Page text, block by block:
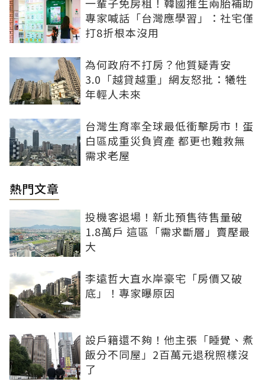
專家喊話「台灣應學習」：社宅僅
打8折根本沒用
為何政府不打房？他質疑青安
3.0「越貸越重」網友怒批：犧牲
年輕人未來
台灣生育率全球最低衝擊房市！蛋
白區成重災負資產 都更也難救無
需求老屋
熱門文章
投機客退場！新北預售待售量破
1.8萬戶 這區「需求斷層」賣壓最
大
李遠哲大直水岸豪宅「房價又破
底」！專家曝原因
設戶籍還不夠！他主張「睡覺、煮
飯分不同屋」2百萬元退稅照樣沒
了